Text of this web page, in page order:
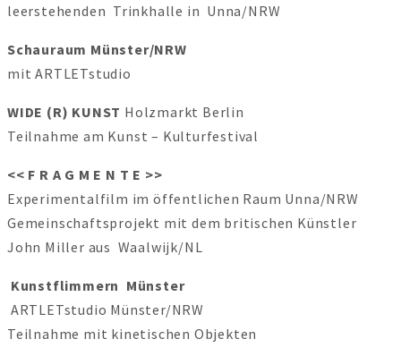
leerstehenden Trinkhalle in Unna/NRW
Schauraum Münster/NRW
mit ARTLETstudio
WIDE (R) KUNST Holzmarkt Berlin
Teilnahme am Kunst – Kulturfestival
<< F R A G M E N T E >>
Experimentalfilm im öffentlichen Raum Unna/NRW
Gemeinschaftsprojekt mit dem britischen Künstler
John Miller aus Waalwijk/NL
Kunstflimmern Münster
ARTLETstudio Münster/NRW
Teilnahme mit kinetischen Objekten